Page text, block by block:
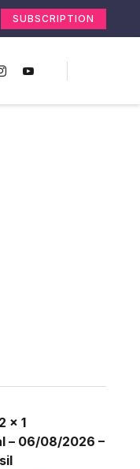
SUBSCRIPTION
x 1
– 06/08/2026 –